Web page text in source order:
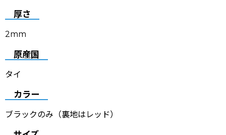
厚さ
2mm
原産国
タイ
カラー
ブラックのみ（裏地はレッド）